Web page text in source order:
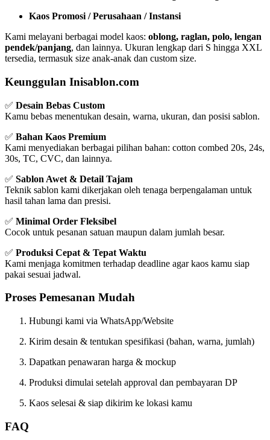
Kaos Promosi / Perusahaan / Instansi
Kami melayani berbagai model kaos: oblong, raglan, polo, lengan
pendek/panjang, dan lainnya. Ukuran lengkap dari S hingga XXL
tersedia, termasuk size anak-anak dan custom size.
Keunggulan Inisablon.com
✅ Desain Bebas Custom
Kamu bebas menentukan desain, warna, ukuran, dan posisi sablon.
✅ Bahan Kaos Premium
Kami menyediakan berbagai pilihan bahan: cotton combed 20s, 24s,
30s, TC, CVC, dan lainnya.
✅ Sablon Awet & Detail Tajam
Teknik sablon kami dikerjakan oleh tenaga berpengalaman untuk
hasil tahan lama dan presisi.
✅ Minimal Order Fleksibel
Cocok untuk pesanan satuan maupun dalam jumlah besar.
✅ Produksi Cepat & Tepat Waktu
Kami menjaga komitmen terhadap deadline agar kaos kamu siap
pakai sesuai jadwal.
Proses Pemesanan Mudah
Hubungi kami via WhatsApp/Website
Kirim desain & tentukan spesifikasi (bahan, warna, jumlah)
Dapatkan penawaran harga & mockup
Produksi dimulai setelah approval dan pembayaran DP
Kaos selesai & siap dikirim ke lokasi kamu
FAQ